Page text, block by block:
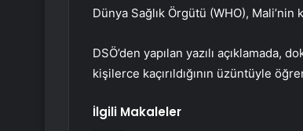
Dünya Sağlık Örgütü (WHO), Mali’nin
DSÖ’den yapılan yazılı açıklamada,
kişilerce kaçırıldığının üzüntüyle
İlgili Makaleler